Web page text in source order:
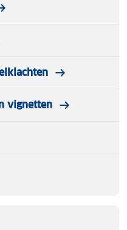
vignetten